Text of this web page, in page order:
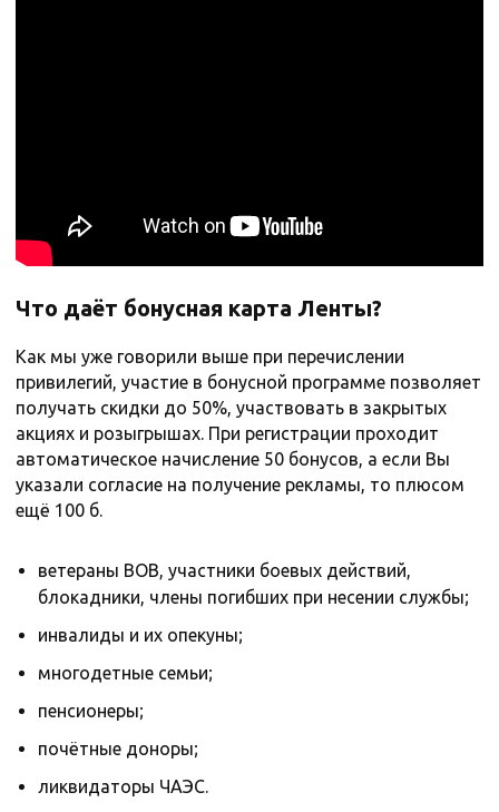
Что даёт бонусная карта Ленты?
Как мы уже говорили выше при перечислении
привилегий, участие в бонусной программе позволяет
получать скидки до 50%, участвовать в закрытых
акциях и розыгрышах. При регистрации проходит
автоматическое начисление 50 бонусов, а если Вы
указали согласие на получение рекламы, то плюсом
ещё 100 б.
ветераны ВОВ, участники боевых действий,
блокадники, члены погибших при несении службы;
инвалиды и их опекуны;
многодетные семьи;
пенсионеры;
почётные доноры;
ликвидаторы ЧАЭС.